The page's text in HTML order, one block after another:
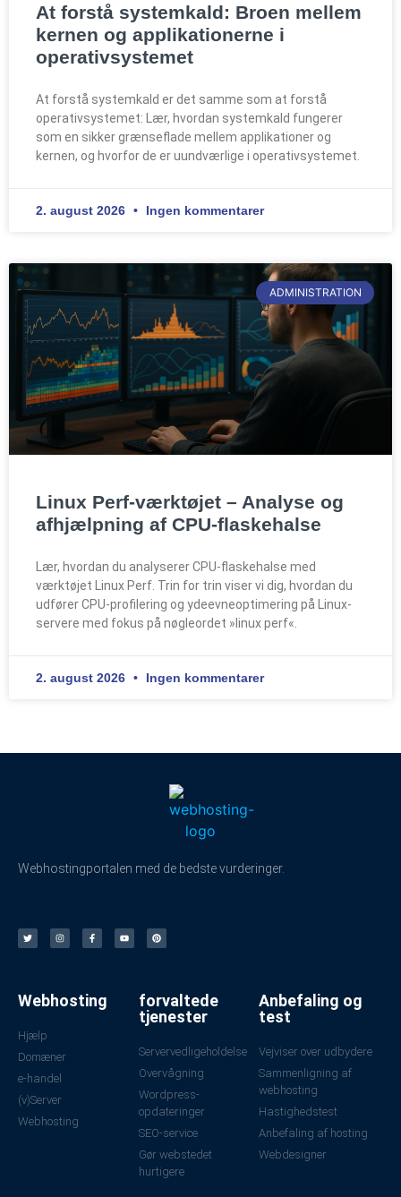
At forstå systemkald: Broen mellem
kernen og applikationerne i
operativsystemet
At forstå systemkald er det samme som at forstå
operativsystemet: Lær, hvordan systemkald fungerer
som en sikker grænseflade mellem applikationer og
kernen, og hvorfor de er uundværlige i operativsystemet.
2. august 2026 Ingen kommentarer
ADMINISTRATION
Linux Perf-værktøjet – Analyse og
afhjælpning af CPU-flaskehalse
Lær, hvordan du analyserer CPU-flaskehalse med
værktøjet Linux Perf. Trin for trin viser vi dig, hvordan du
udfører CPU-profilering og ydeevneoptimering på Linux-
servere med fokus på nøgleordet »linux perf«.
2. august 2026 Ingen kommentarer
Webhostingportalen med de bedste vurderinger.
Webhosting
Hjælp
Domæner
e-handel
(v)Server
Webhosting
forvaltede
tjenester
Servervedligeholdelse
Overvågning
Wordpress-
opdateringer
SEO-service
Gør webstedet
hurtigere
Anbefaling og
test
Vejviser over udbydere
Sammenligning af
webhosting
Hastighedstest
Anbefaling af hosting
Webdesigner